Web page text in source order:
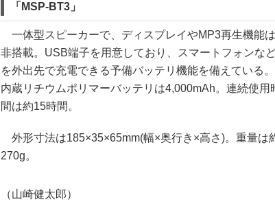
「MSP-BT3」
一体型スピーカーで、ディスプレイやMP3再生機能は
非搭載。USB端子を用意しており、スマートフォンな
を外出先で充電できる予備バッテリ機能を備えている。
内蔵リチウムポリマーバッテリは4,000mAh。連続使用
間は約15時間。
外形寸法は185×35×65mm(幅×奥行き×高さ)。重量は
270g。
（山崎健太郎）